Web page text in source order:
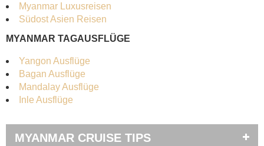
Myanmar Luxusreisen
Südost Asien Reisen
MYANMAR TAGAUSFLÜGE
Yangon Ausflüge
Bagan Ausflüge
Mandalay Ausflüge
Inle Ausflüge
MYANMAR CRUISE TIPS